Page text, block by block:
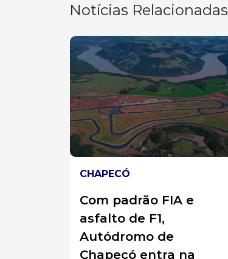
Notícias Relacionadas
CHAPECÓ
Com padrão FIA e
asfalto de F1,
Autódromo de
Chapecó entra na